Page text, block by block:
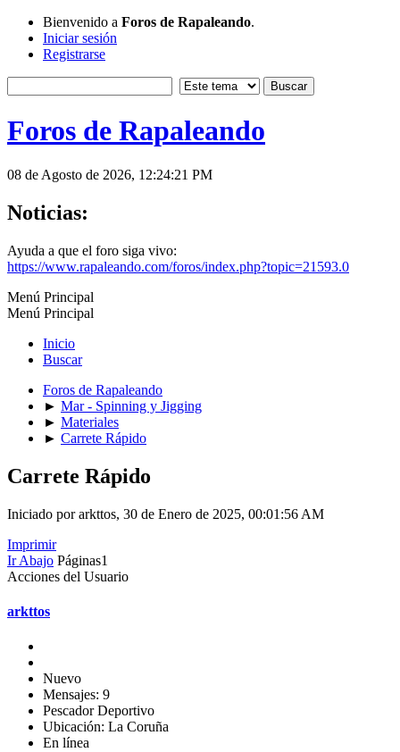
Bienvenido a Foros de Rapaleando.
Iniciar sesión
Registrarse
Foros de Rapaleando
08 de Agosto de 2026, 12:24:21 PM
Noticias:
Ayuda a que el foro siga vivo:
https://www.rapaleando.com/foros/index.php?topic=21593.0
Menú Principal
Menú Principal
Inicio
Buscar
Foros de Rapaleando
► Mar - Spinning y Jigging
► Materiales
► Carrete Rápido
Carrete Rápido
Iniciado por arkttos, 30 de Enero de 2025, 00:01:56 AM
Imprimir
Ir Abajo Páginas1
Acciones del Usuario
arkttos
Nuevo
Mensajes: 9
Pescador Deportivo
Ubicación: La Coruña
En línea